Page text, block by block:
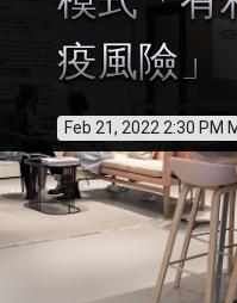
疫風險」
Feb 21, 2022 2:30 PM